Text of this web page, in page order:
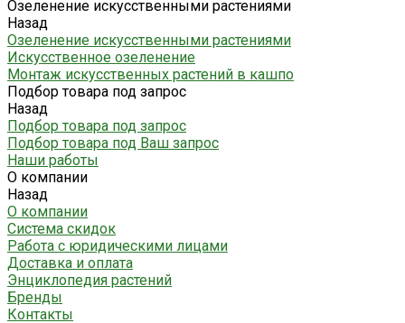
Озеленение искусственными растениями
Назад
Озеленение искусственными растениями
Искусственное озеленение
Монтаж искусственных растений в кашпо
Подбор товара под запрос
Назад
Подбор товара под запрос
Подбор товара под Ваш запрос
Наши работы
О компании
Назад
О компании
Система скидок
Работа с юридическими лицами
Доставка и оплата
Энциклопедия растений
Бренды
Контакты